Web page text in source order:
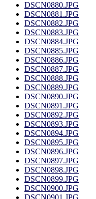
DSCN0880.JPG
DSCN0881.JPG
DSCN0882.JPG
DSCN0883.JPG
DSCN0884.JPG
DSCN0885.JPG
DSCN0886.JPG
DSCN0887.JPG
DSCN0888.JPG
DSCN0889.JPG
DSCN0890.JPG
DSCN0891.JPG
DSCN0892.JPG
DSCN0893.JPG
DSCN0894.JPG
DSCN0895.JPG
DSCN0896.JPG
DSCN0897.JPG
DSCN0898.JPG
DSCN0899.JPG
DSCN0900.JPG